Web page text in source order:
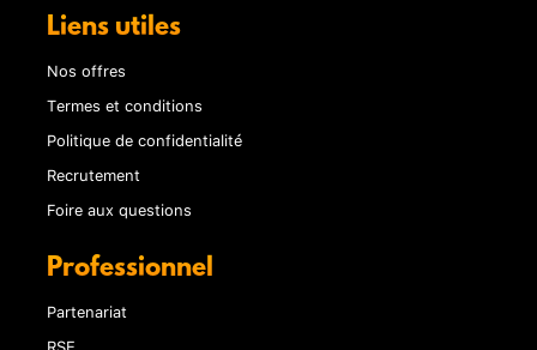
Liens utiles
Nos offres
Termes et conditions
Politique de confidentialité
Recrutement
Foire aux questions
Professionnel
Partenariat